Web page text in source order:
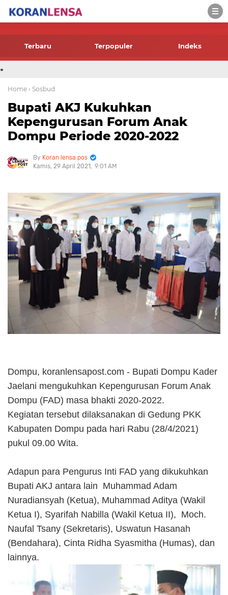
-->
Terbaru Terpopuler Indeks
.
Home › Sosbud
Bupati AKJ Kukuhkan
Kepengurusan Forum Anak
Dompu Periode 2020-2022
Koran lensa pos
Kamis, 29 April 2021
9:01 AM
Dompu, koranlensapost.com - Bupati Dompu Kader
Jaelani mengukuhkan Kepengurusan Forum Anak
Dompu (FAD) masa bhakti 2020-2022.
Kegiatan tersebut dilaksanakan di Gedung PKK
Kabupaten Dompu pada hari Rabu (28/4/2021)
pukul 09.00 Wita.
Adapun para Pengurus Inti FAD yang dikukuhkan
Bupati AKJ antara lain Muhammad Adam
Nuradiansyah (Ketua), Muhammad Aditya (Wakil
Ketua I), Syarifah Nabilla (Wakil Ketua II), Moch.
Naufal Tsany (Sekretaris), Uswatun Hasanah
(Bendahara), Cinta Ridha Syasmitha (Humas), dan
lainnya.